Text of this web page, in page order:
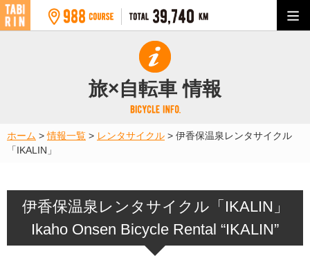
旅×自転車 情報
ホーム >情報一覧 > レンタサイクル > 伊香保温泉レンタサイクル
「IKALIN」
伊香保温泉レンタサイクル「IKALIN」
Ikaho Onsen Bicycle Rental “IKALIN”